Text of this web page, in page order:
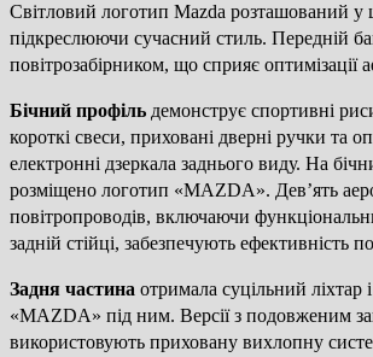
Світловий логотип Mazda розташований у
підкреслюючи сучасний стиль. Передній
повітрозабірником, що сприяє оптимізації
Бічний профіль демонструє спортивні
короткі свеси, приховані дверні ручки та
електронні дзеркала заднього виду. На
розміщено логотип «MAZDA». Дев’ять
повітропроводів, включаючи
задній стійці, забезпечують ефективність
Задня частина отримала суцільний ліхтар
«MAZDA» під ним. Версії з подовженим
використовують приховану вихлопну